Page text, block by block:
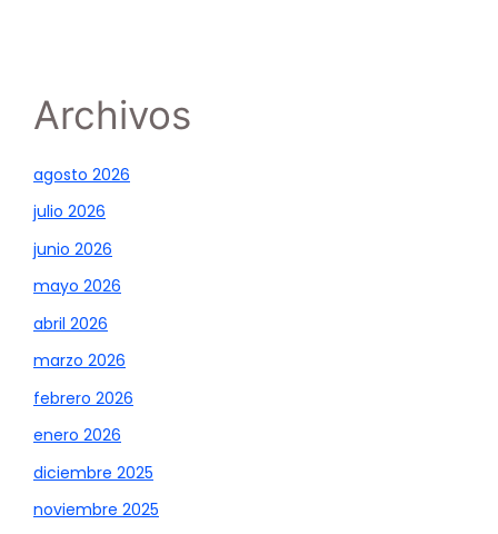
Archivos
agosto 2026
julio 2026
junio 2026
mayo 2026
abril 2026
marzo 2026
febrero 2026
enero 2026
diciembre 2025
noviembre 2025